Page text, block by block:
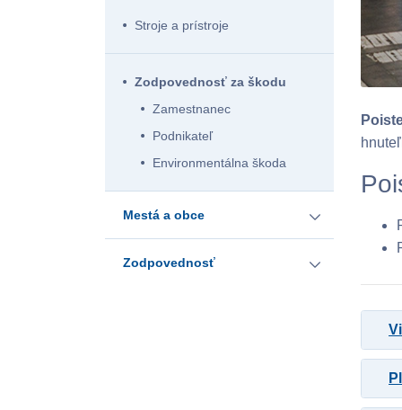
Havarijné poistenie
Nákladné auto
Povinné zmluvné poistenie
Havarijné poistenie
Stroje a prístroje
Zodpovednosť za škodu
Zamestnanec
Podnikateľ
Environmentálna škoda
Mestá a obce
Primátori a starostovia
Zodpovednosť